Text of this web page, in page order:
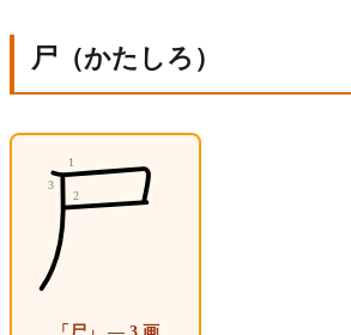
尸（かたしろ）